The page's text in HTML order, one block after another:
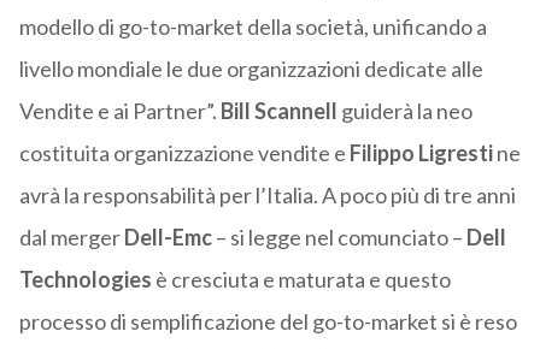
modello di go-to-market della società, unificando a
livello mondiale le due organizzazioni dedicate alle
Vendite e ai Partner”. Bill Scannell guiderà la neo
costituita organizzazione vendite e Filippo Ligrestine
avrà la responsabilità per l’Italia. A poco più di tre anni
dal mergerDell-Emc– si legge nel comunciato – Dell
Technologies è cresciuta e maturata e questo
processo di semplificazione del go-to-market si è reso